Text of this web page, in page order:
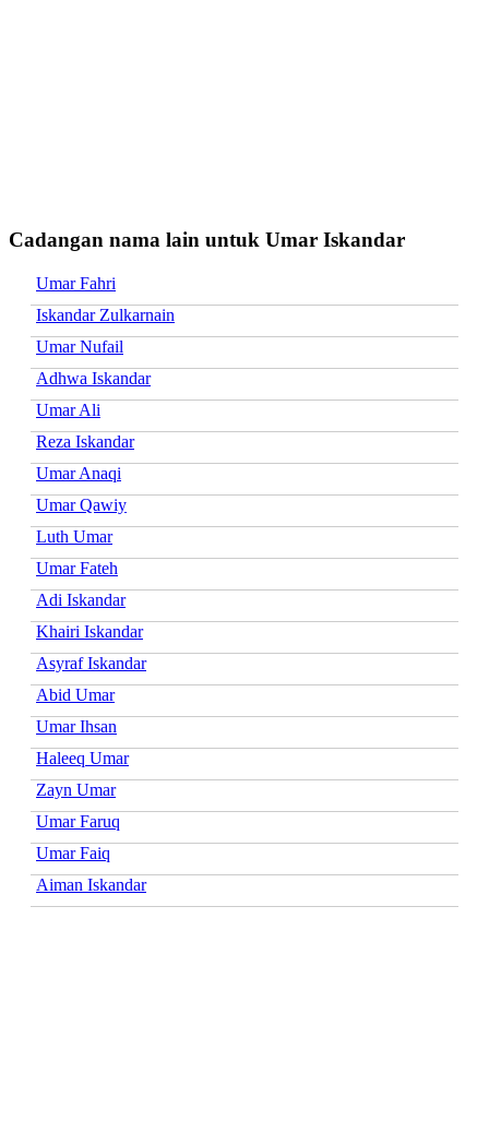
Cadangan nama lain untuk Umar Iskandar
Umar Fahri
Iskandar Zulkarnain
Umar Nufail
Adhwa Iskandar
Umar Ali
Reza Iskandar
Umar Anaqi
Umar Qawiy
Luth Umar
Umar Fateh
Adi Iskandar
Khairi Iskandar
Asyraf Iskandar
Abid Umar
Umar Ihsan
Haleeq Umar
Zayn Umar
Umar Faruq
Umar Faiq
Aiman Iskandar